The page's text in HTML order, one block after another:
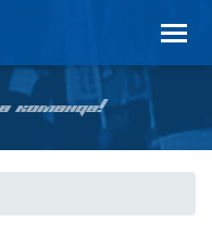
КОМАНДА!